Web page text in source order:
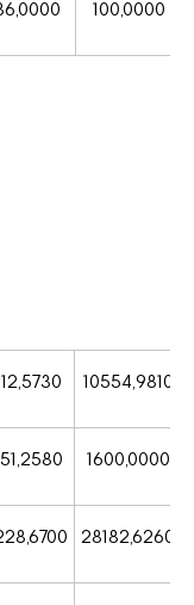
100,0000
10554,9810
1600,0000
28182,6260